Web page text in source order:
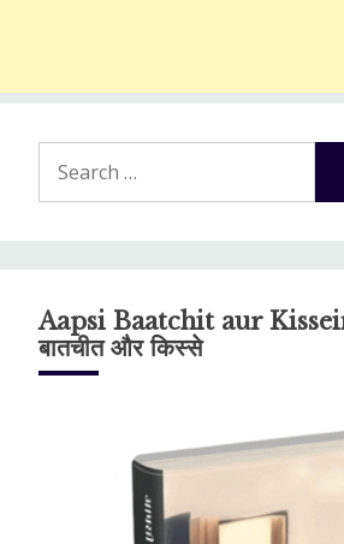
for:
Aapsi Baatchit aur
बातचीत और किस्से